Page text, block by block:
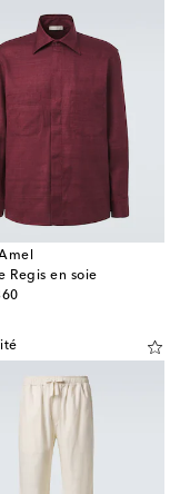
Regis en soie